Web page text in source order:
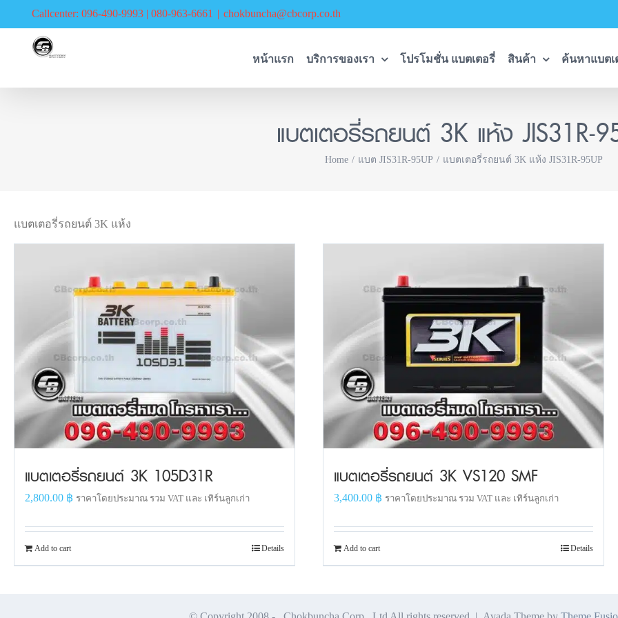
Callcenter: 096-490-9993 | 080-963-6661 | chokbuncha@cbcorp.co.th
หน้าแรก บริการของเรา โปรโมชั่น แบตเตอรี่ สินค้า ค้นหาแบต
แบตเตอรี่รถยนต์ 3K แห้ง JIS31R-
Home แบต JIS31R-95UP แบตเตอรี่รถยนต์ 3K แห้ง JIS31R-95UP
แบตเตอรี่รถยนต์ 3K แห้ง
แบตเตอรี่รถยนต์ 3K 105D31R
2,800.00 ฿ ราคาโดยประมาณ รวม VAT และ เทิร์นลูกเก่า
Add to cart Details
แบตเตอรี่รถยนต์ 3K VS120 SMF
3,400.00 ฿ ราคาโดยประมาณ รวม VAT และ เทิร์นลูกเก่า
Add to cart Details